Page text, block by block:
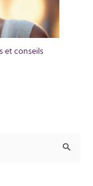
et conseils